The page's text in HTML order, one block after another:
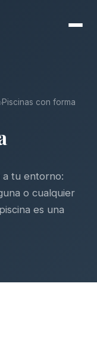
Piscinas con forma
a tu entorno:
o cualquier
es una